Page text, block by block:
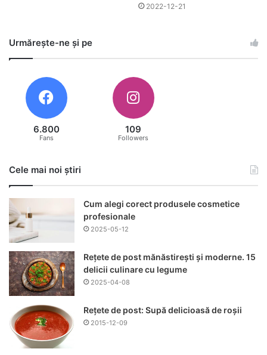
2022-12-21
Urmărește-ne și pe
6.800
Fans
109
Followers
Cele mai noi știri
Cum alegi corect produsele cosmetice
profesionale
2025-05-12
Rețete de post mănăstirești și moderne. 15
delicii culinare cu legume
2025-04-08
Rețete de post: Supă delicioasă de roșii
2015-12-09